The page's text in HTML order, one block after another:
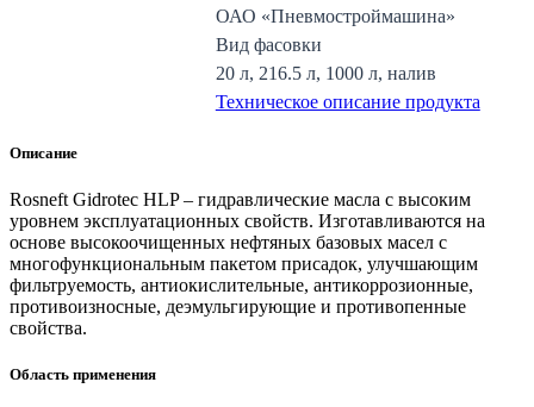
ОАО «Пневмостроймашина»
Вид фасовки
20 л, 216.5 л, 1000 л, налив
Техническое описание продукта
Описание
Rosneft Gidrotec HLP – гидравлические масла c высоким
уровнем эксплуатационных свойств. Изготавливаются на
основе высокоочищенных нефтяных базовых масел с
многофункциональным пакетом присадок, улучшающим
фильтруемость, антиокислительные, антикоррозионные,
противоизносные, деэмульгирующие и противопенные
свойства.
Область применения